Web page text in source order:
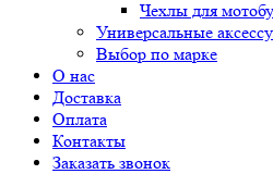
Чехлы для
Универсальные
Выбор по марке
О нас
Доставка
Оплата
Контакты
Заказать звонок